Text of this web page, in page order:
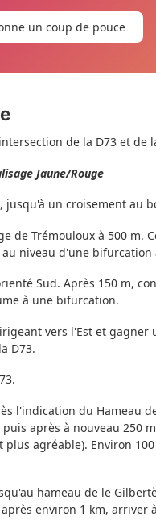
un coup de pouce
de la D73 et de
Jaune/Rouge
un croisement au
de Trémouloux à 500 m.
niveau d'une bifurcation
Sud. Après 150 m,
à une bifurcation.
vers l'Est et
D73.
l'indication du Hameau
après à nouveau 250
agréable). Environ
hameau de le
environ 1 km, arriver